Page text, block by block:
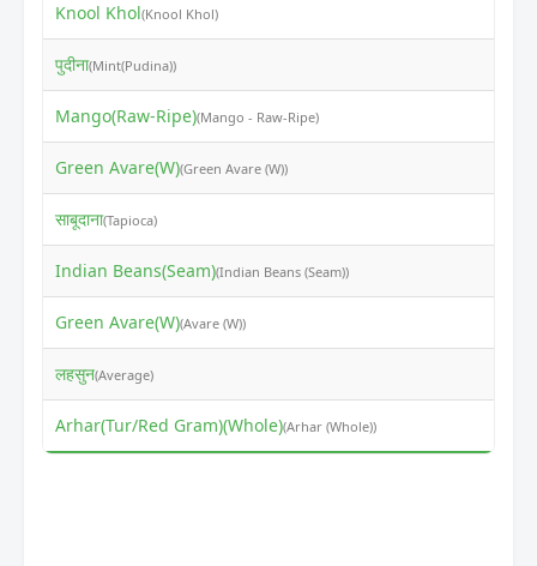
Knool Khol(Knool Khol)
पुदीना(Mint(Pudina))
Mango(Raw-Ripe)(Mango - Raw-Ripe)
Green Avare(W)(Green Avare (W))
साबूदाना(Tapioca)
Indian Beans(Seam)(Indian Beans (Seam))
Green Avare(W)(Avare (W))
लहसुन(Average)
Arhar(Tur/Red Gram)(Whole)(Arhar (Whole))